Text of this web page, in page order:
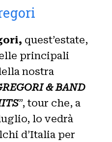
quest’estate,
principali
nostra
& BAND
”, tour che, a
lo vedrà
d’Italia per